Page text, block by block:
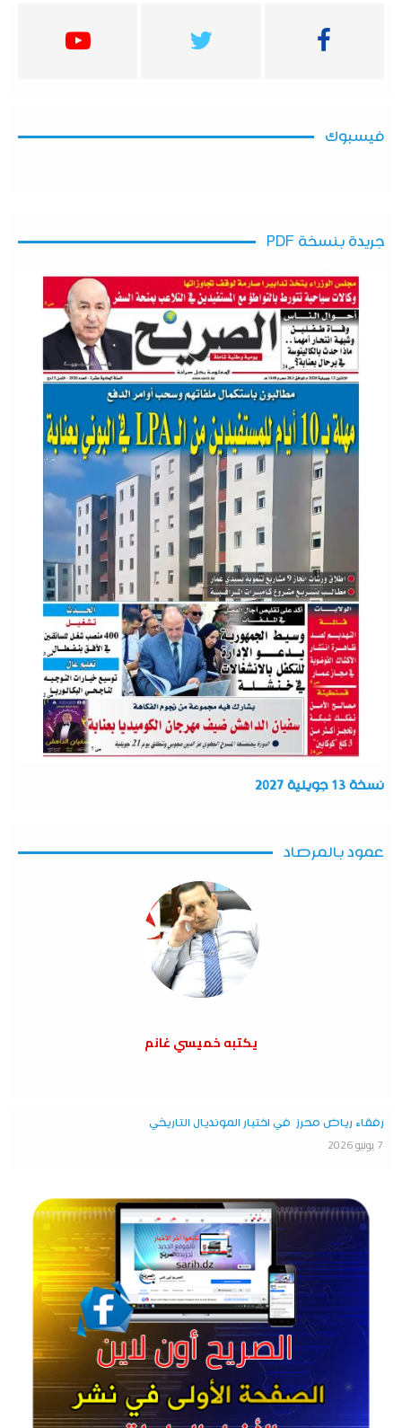
فيسبوك
جريدة بنسخة PDF
نسخة 13 جويلية 2027
عمود بالمرصاد
يكتبه خميسي غانم
رفقاء رياض محرز في اختبار المونديال التاريخي
7 يونيو 2026